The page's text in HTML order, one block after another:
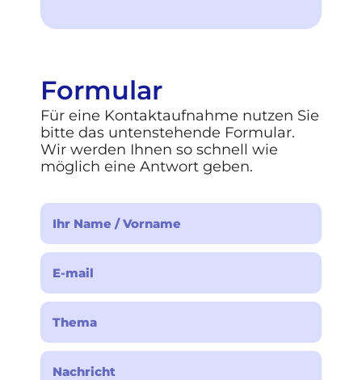
Formular
Für eine Kontaktaufnahme nutzen Sie
bitte das untenstehende Formular.
Wir werden Ihnen so schnell wie
möglich eine Antwort geben.